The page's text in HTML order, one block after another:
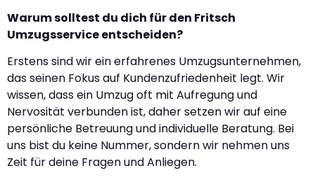
Warum solltest du dich für den Fritsch
Umzugsservice entscheiden?
Erstens sind wir ein erfahrenes Umzugsunternehmen,
das seinen Fokus auf Kundenzufriedenheit legt. Wir
wissen, dass ein Umzug oft mit Aufregung und
Nervosität verbunden ist, daher setzen wir auf eine
persönliche Betreuung und individuelle Beratung. Bei
uns bist du keine Nummer, sondern wir nehmen uns
Zeit für deine Fragen und Anliegen.